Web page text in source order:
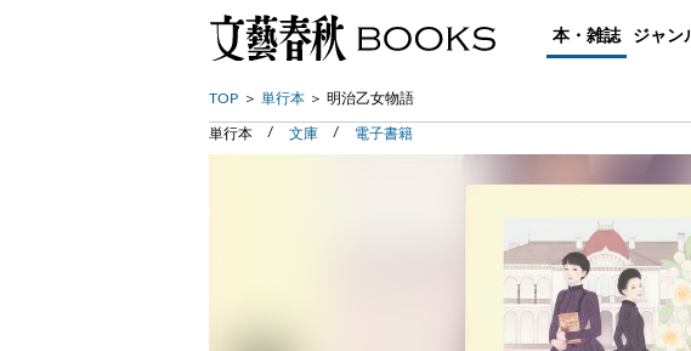
本・雑誌 ジャン
TOP 単行本 明治乙女物語
単行本 文庫 電子書籍